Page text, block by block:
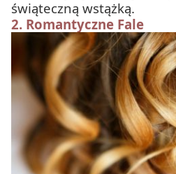
świąteczną wstążką.
2. Romantyczne Fale